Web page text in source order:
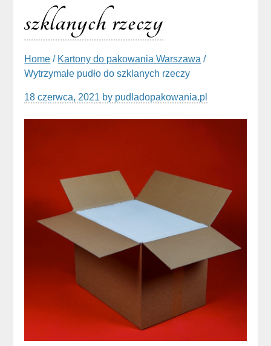
szklanych rzeczy
Home / Kartony do pakowania Warszawa /
Wytrzymałe pudło do szklanych rzeczy
18 czerwca, 2021 by pudladopakowania.pl